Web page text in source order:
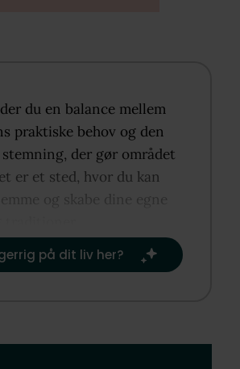
du en balance mellem
praktiske behov og den
der gør området
er et sted, hvor du kan
og skabe dine egne
på dit liv her?​